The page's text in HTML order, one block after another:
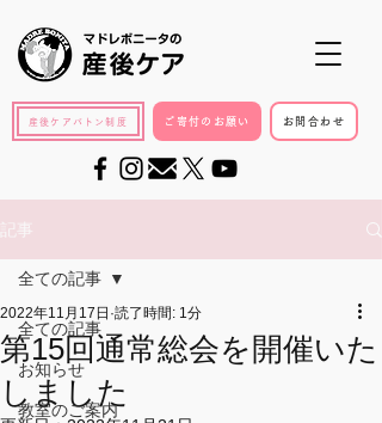
産後ケアバトン制度 ご寄付のお願い お問合わせ
記事
全ての記事
お知らせ
教室のご案内
全ての記事
第15回通常総会を開催いた
しました
2022年11月17日 読了時間: 1分